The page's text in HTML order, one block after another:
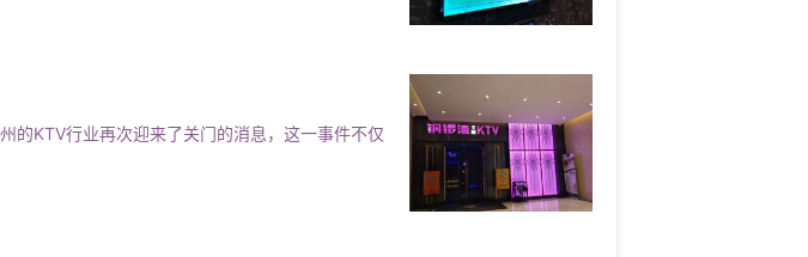
KTV行业再次迎来了关门的消息，这一事件不仅